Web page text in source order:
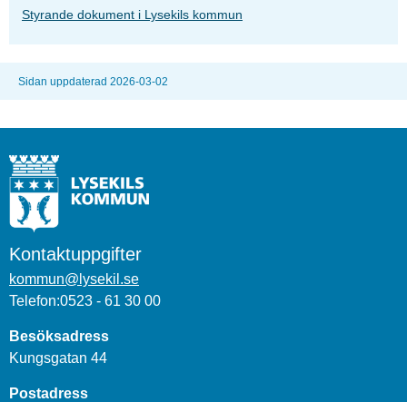
Styrande dokument i Lysekils kommun
Sidan uppdaterad 2026-03-02
Kontaktuppgifter
kommun@lysekil.se
Telefon:0523 - 61 30 00
Besöksadress
Kungsgatan 44
Postadress